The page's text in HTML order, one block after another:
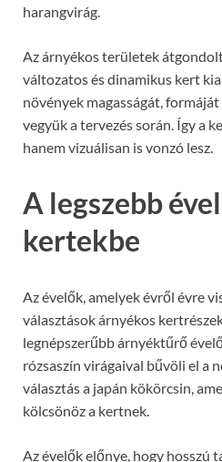
harangvirág.
Az árnyékos területek
változatos és dinamikus kert
növények magasságát,
vegyük a tervezés során. Így a
hanem vizuálisan is vonzó lesz.
A legszebb
kertekbe
Az évelők, amelyek évről évre
választások árnyékos
legnépszerűbb árnyéktűrő
rózsaszín virágaival bűvöli el a
választás a japán kökörcsin,
kölcsönöz a kertnek.
Az évelők előnye, hogy hosszú